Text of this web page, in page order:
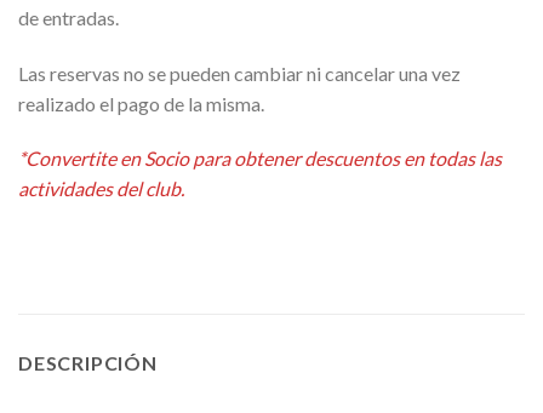
de entradas.
Las reservas no se pueden cambiar ni cancelar una vez
realizado el pago de la misma.
Alternative:
*Convertite en Socio para obtener descuentos en todas las
actividades del club.
DESCRIPCIÓN